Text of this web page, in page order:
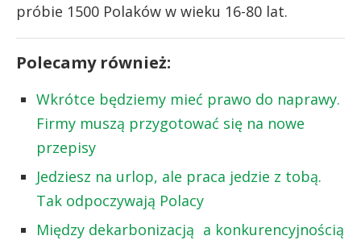
próbie 1500 Polaków w wieku 16-80 lat.
Polecamy również:
Wkrótce będziemy mieć prawo do naprawy.
Firmy muszą przygotować się na nowe
przepisy
Jedziesz na urlop, ale praca jedzie z tobą.
Tak odpoczywają Polacy
Między dekarbonizacją a konkurencyjnością